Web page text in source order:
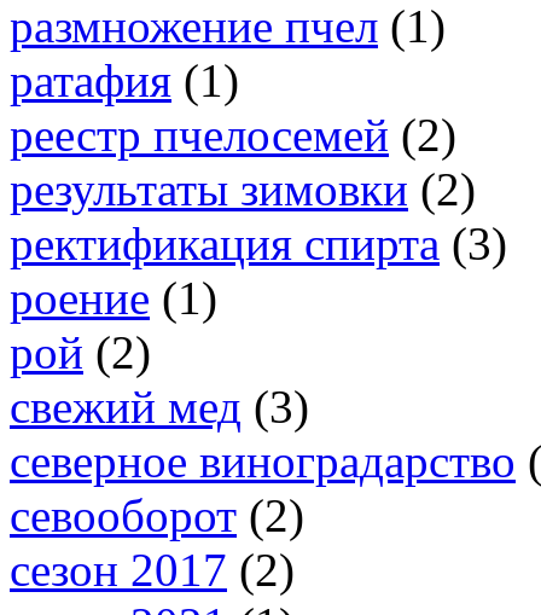
размножение пчел (1)
ратафия (1)
реестр пчелосемей (2)
результаты зимовки (2)
ректификация спирта (3)
роение (1)
рой (2)
свежий мед (3)
северное виноградарство
севооборот (2)
сезон 2017 (2)